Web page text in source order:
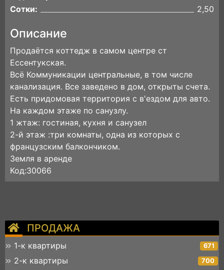
ПРОДАЖА
1-к квартиры 671
2-к квартиры 700
Сотки:
2,50
Описание
Продаётся коттедж в самом центре ст
Ессентукская.
Всё Коммуникации центральные, в том числе
канализация. Все заведено в дом, открыты счета.
Есть придомовая территория с в'ездом для авто.
На каждом этаже по санузлу.
1 жтаж: гостиная, кухня и санузел
2-й этаж :три комнаты, одна из которых с
французским балкончиком.
Земля в аренде
Код:30066